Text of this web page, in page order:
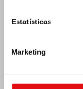
Estatísticas
Marketing